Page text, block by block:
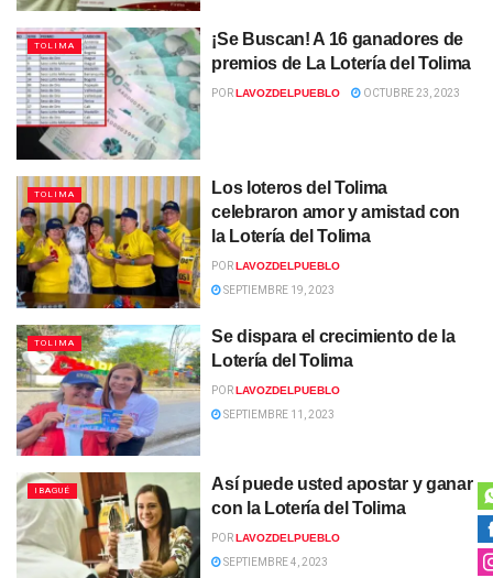
TOLIMA
¡Se Buscan! A 16 ganadores de
premios de La Lotería del Tolima
POR LAVOZDELPUEBLO OCTUBRE 23, 2023
TOLIMA
Los loteros del Tolima
celebraron amor y amistad con
la Lotería del Tolima
PORLAVOZDELPUEBLO
SEPTIEMBRE 19, 2023
TOLIMA
Se dispara el crecimiento de la
Lotería del Tolima
PORLAVOZDELPUEBLO
SEPTIEMBRE 11, 2023
IBAGUÉ
Así puede usted apostar y ganar
con la Lotería del Tolima
PORLAVOZDELPUEBLO
SEPTIEMBRE 4, 2023